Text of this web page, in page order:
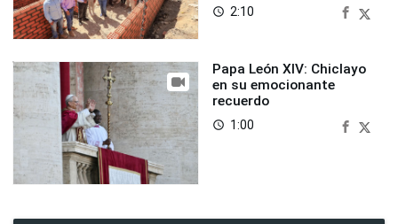
access_time 2:10
Papa León XIV: Chiclayo
en su emocionante
recuerdo
access_time 1:00